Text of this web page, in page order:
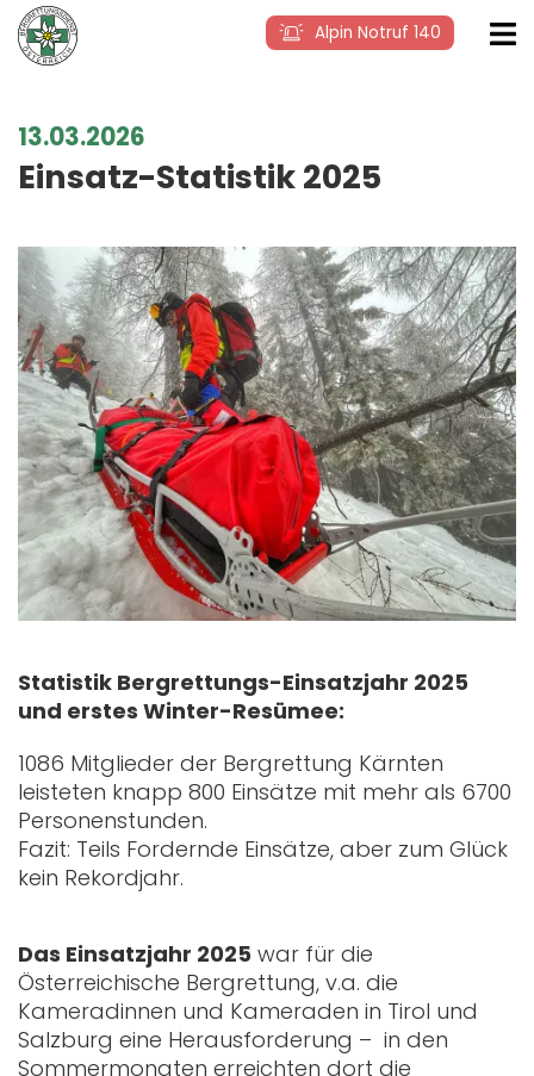
Alpin Notruf 140
13.03.2026
Einsatz-Statistik 2025
Statistik Bergrettungs-Einsatzjahr 2025
und erstes Winter-Resümee:
1086 Mitglieder der Bergrettung Kärnten
leisteten knapp 800 Einsätze mit mehr als 6700
Personenstunden.
Fazit: Teils Fordernde Einsätze, aber zum Glück
kein Rekordjahr.
Das Einsatzjahr 2025 war für die
Österreichische Bergrettung, v.a. die
Kameradinnen und Kameraden in Tirol und
Salzburg eine Herausforderung – in den
Sommermonaten erreichten dort die